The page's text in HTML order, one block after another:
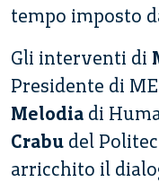
tempo imposto
Gli interventi di
Presidente di
Melodia di
Crabu del
arricchito il